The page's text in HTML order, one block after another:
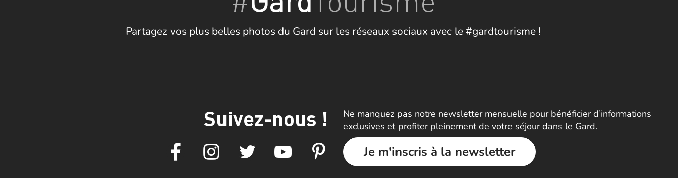
Partagez vos plus belles photos du Gard sur les réseaux sociaux avec le #gardtourisme !
Suivez-nous !
Ne manquez pas notre newsletter mensuelle pour bénéficier d’informations
exclusives et profiter pleinement de votre séjour dans le Gard.
Je m'inscris à la newsletter